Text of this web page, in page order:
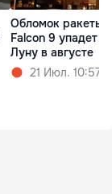
Обломок ракеты
Falcon 9 упадет
Луну в августе
21 Июл. 10:57